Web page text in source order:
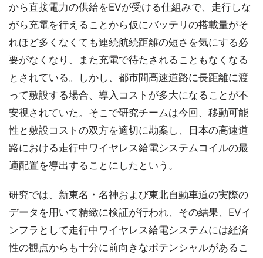
から直接電力の供給をEVが受ける仕組みで、走行しな
がら充電を行えることから仮にバッテリの搭載量がそ
れほど多くなくても連続航続距離の短さを気にする必
要がなくなり、また充電で待たされることもなくなる
とされている。しかし、都市間高速道路に長距離に渡
って敷設する場合、導入コストが多大になることが不
安視されていた。そこで研究チームは今回、移動可能
性と敷設コストの双方を適切に勘案し、日本の高速道
路における走行中ワイヤレス給電システムコイルの最
適配置を導出することにしたという。
研究では、新東名・名神および東北自動車道の実際の
データを用いて精緻に検証が行われ、その結果、EVイ
ンフラとして走行中ワイヤレス給電システムには経済
性の観点からも十分に前向きなポテンシャルがあるこ